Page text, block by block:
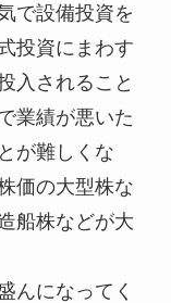
で設備投資を
投資にまわす
入されること
業績が悪いた
が難しくな
価の大型株な
船株などが大
んになってく